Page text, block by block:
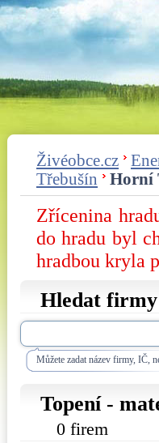
Živéobce.cz
Třebušín
Horní
Zřícenina
do hradu byl
hradbou kryla
Hledat firmy
Můžete zadat název firmy, IČ,
Topení -
0 firem